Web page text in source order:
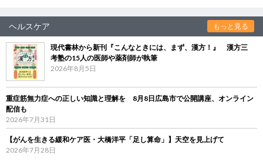
ヘルスケア もっと見る
現代書林から新刊『こんなときには、まず、漢方！』 漢方三
考塾の15人の医師や薬剤師が執筆
2026年8月5日
重症筋無力症への正しい知識と理解を 8月8日広島市で公開講座、オンライン
配信も
2026年7月31日
【がんを生きる緩和ケア医・大橋洋平「足し算命」】天空を見上げて
2026年7月28日